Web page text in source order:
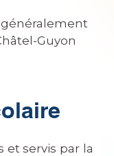
généralement
Guyon
et servis par la